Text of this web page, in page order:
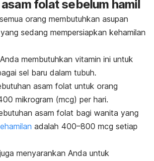
folat sebelum hamil
orang membutuhkan asupan
sedang mempersiapkan kehamilan
membutuhkan vitamin ini untuk
sel baru dalam tubuh.
asam folat untuk orang
mikrogram (mcg) per hari.
asam folat bagi wanita yang
adalah 400–800 mcg setiap
menyarankan Anda untuk